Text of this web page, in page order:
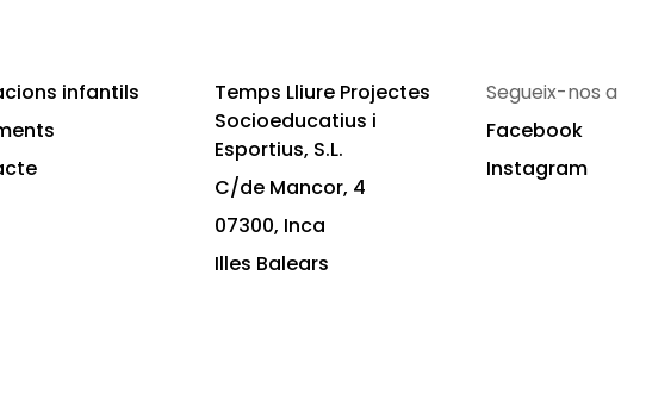
infantils
Temps Lliure Projectes
Socioeducatius i
Esportius, S.L.
C/de Mancor, 4
07300, Inca
Illes Balears
Segueix-nos a
Facebook
Instagram